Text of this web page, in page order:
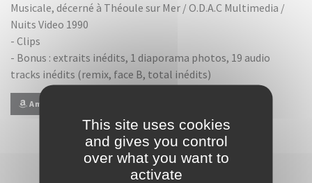
Musicale, décerné à Théoule sur Mer / O.D.A.C Multimedia /
Nuits Video 1990
- Clips
- Bonus : extraits inédits, 1 diaporama photos, 19 audio
tracks inédits (remix, face B, total inédits)
Amazon
This site uses cookies
and gives you control
over what you want to
activate